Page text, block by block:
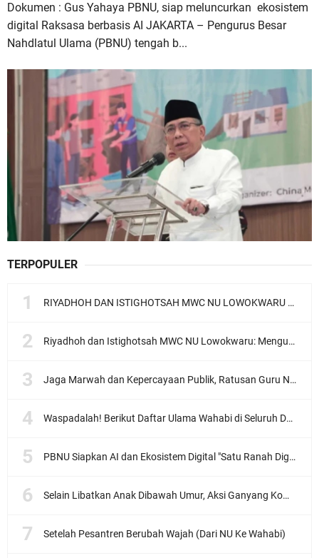
Dokumen : Gus Yahaya PBNU, siap meluncurkan ekosistem
digital Raksasa berbasis AI JAKARTA – Pengurus Besar
Nahdlatul Ulama (PBNU) tengah b...
TERPOPULER
RIYADHOH DAN ISTIGHOTSAH MWC NU LOWOKWARU Menyambut Muktamar NU ke-35, Meneguhkan Sanad Laku Para Muassis
Riyadhoh dan Istighotsah MWC NU Lowokwaru: Menguatkan Doa, Menjalin Ukhuwah Menyambut Muktamar NU ke-35
Jaga Marwah dan Kepercayaan Publik, Ratusan Guru Ngaji Kota Malang Serukan Deklarasi Ramah Anak
Waspadalah! Berikut Daftar Ulama Wahabi di Seluruh Dunia dan Karya-karyanya
PBNU Siapkan AI dan Ekosistem Digital "Satu Ranah Digital untuk Ulama", Siap Diluncurkan dalam Waktu Dekat!
Selain Libatkan Anak Dibawah Umur, Aksi Ganyang Komunis Jadi Sorotan Karena Ada Narasi Halal Sembelih Orang
Setelah Pesantren Berubah Wajah (Dari NU Ke Wahabi)